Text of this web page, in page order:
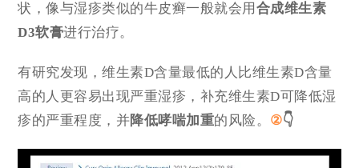
状，像与湿疹类似的牛皮癣一般就会用 合成维生素
D3软膏进行治疗。
有研究发现，维生素D含量最低的人比维生素D含量
高的人更容易出现严重湿疹，补充维生素D可降低湿
疹的严重程度，并降低哮喘加重的风险。 ②👇